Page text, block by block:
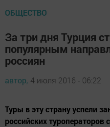
ОБЩЕСТВО
За три дня Турция
популярным
россиян
автор, 4 июля 2016 - 06:22
Туры в эту страну успели
российских